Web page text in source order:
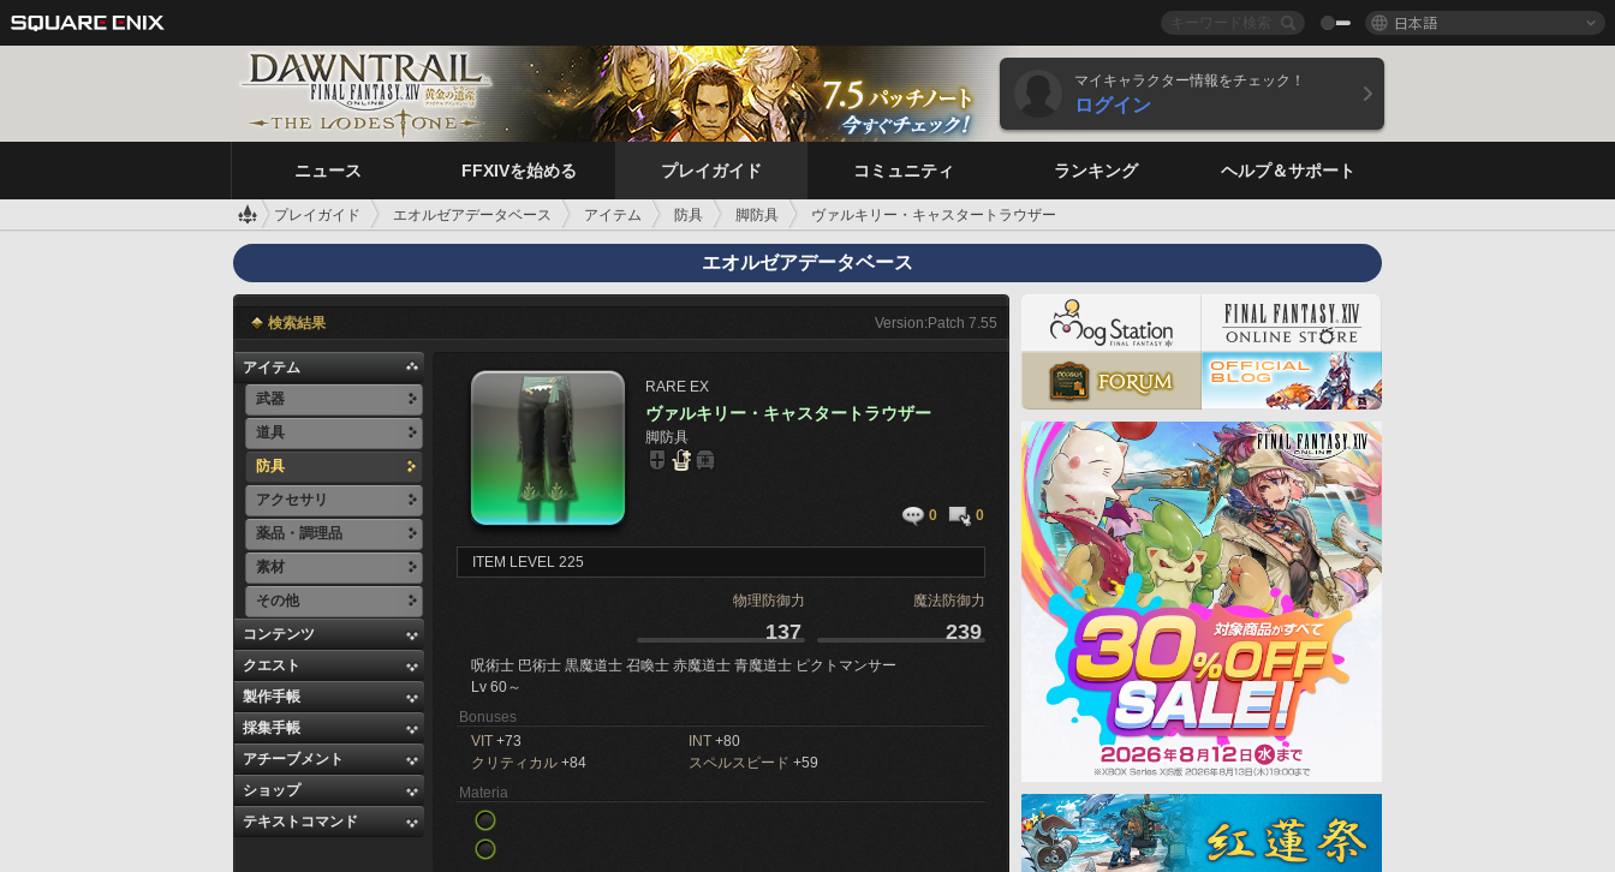
日本語
マイキャラクター情報をチェック！
ログイン
ニュース FFXIVを始める プレイガイド コミュニティ ランキング ヘルプ＆サポート
プレイガイド エオルゼアデータベース アイテム 防具 脚防具 ヴァルキリー・キャスタートラウザー
エオルゼアデータベース
検索結果 Version:Patch 7.55
アイテム
武器
道具
防具
アクセサリ
薬品・調理品
素材
その他
コンテンツ
クエスト
製作手帳
採集手帳
アチーブメント
ショップ
テキストコマンド
RARE EX
ヴァルキリー・キャスタートラウザー
脚防具
0 0
ITEM LEVEL 225
物理防御力 魔法防御力
137 239
呪術士 巴術士 黒魔道士 召喚士 赤魔道士 青魔道士 ピクトマンサー
Lv 60～
Bonuses
VIT +73 INT +80
クリティカル +84 スペルスピード +59
Materia